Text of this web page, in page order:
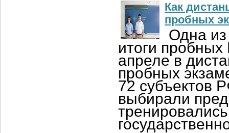
Как
пробных
Одна
итоги
апреле в
пробных
72 субъектов
выбирали